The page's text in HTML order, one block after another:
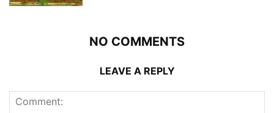
NO COMMENTS
LEAVE A REPLY